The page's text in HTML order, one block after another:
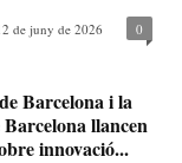
de juny de 2026 0
Barcelona i la
llancen
innovació...